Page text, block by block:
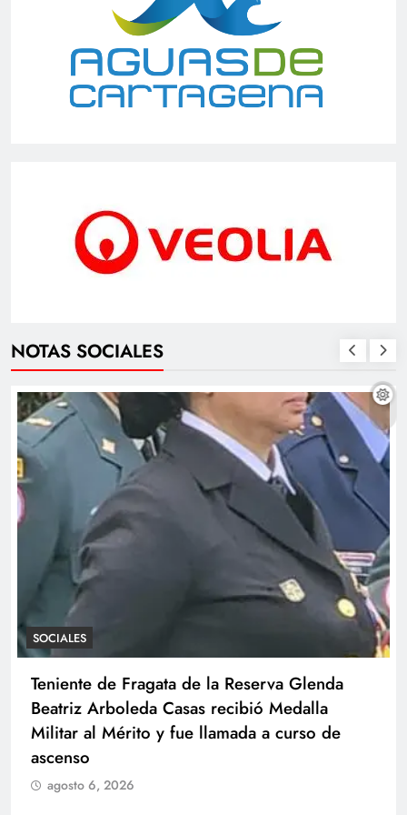
NOTAS SOCIALES
SOCIALES
Teniente de Fragata de la Reserva Glenda
Beatriz Arboleda Casas recibió Medalla
Militar al Mérito y fue llamada a curso de
ascenso
agosto 6, 2026